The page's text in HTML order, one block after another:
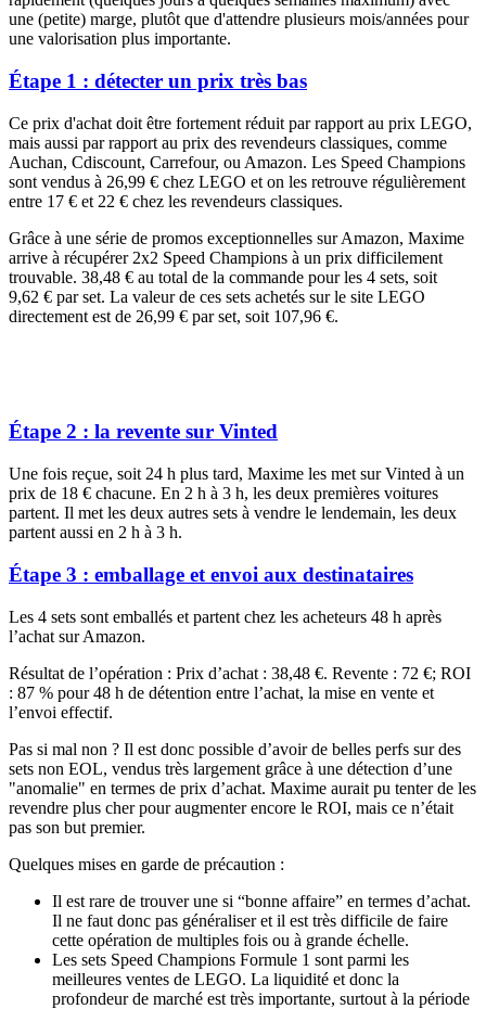
une (petite) marge, plutôt que d'attendre plusieurs mois/années pour
une valorisation plus importante.
Étape 1 : détecter un prix très bas
Ce prix d'achat doit être fortement réduit par rapport au prix LEGO,
mais aussi par rapport au prix des revendeurs classiques, comme
Auchan, Cdiscount, Carrefour, ou Amazon. Les Speed Champions
sont vendus à 26,99 € chez LEGO et on les retrouve régulièrement
entre 17 € et 22 € chez les revendeurs classiques.
Grâce à une série de promos exceptionnelles sur Amazon, Maxime
arrive à récupérer 2x2 Speed Champions à un prix difficilement
trouvable. 38,48 € au total de la commande pour les 4 sets, soit
9,62 € par set. La valeur de ces sets achetés sur le site LEGO
directement est de 26,99 € par set, soit 107,96 €.
Étape 2 : la revente sur Vinted
Une fois reçue, soit 24 h plus tard, Maxime les met sur Vinted à un
prix de 18 € chacune. En 2 h à 3 h, les deux premières voitures
partent. Il met les deux autres sets à vendre le lendemain, les deux
partent aussi en 2 h à 3 h.
Étape 3 : emballage et envoi aux destinataires
Les 4 sets sont emballés et partent chez les acheteurs 48 h après
l’achat sur Amazon.
Résultat de l’opération : Prix d’achat : 38,48 €. Revente : 72 €; ROI
: 87 % pour 48 h de détention entre l’achat, la mise en vente et
l’envoi effectif.
Pas si mal non ? Il est donc possible d’avoir de belles perfs sur des
sets non EOL, vendus très largement grâce à une détection d’une
"anomalie" en termes de prix d’achat. Maxime aurait pu tenter de les
revendre plus cher pour augmenter encore le ROI, mais ce n’était
pas son but premier.
Quelques mises en garde de précaution :
Il est rare de trouver une si “bonne affaire” en termes d’achat.
Il ne faut donc pas généraliser et il est très difficile de faire
cette opération de multiples fois ou à grande échelle.
Les sets Speed Champions Formule 1 sont parmi les
meilleures ventes de LEGO. La liquidité et donc la
profondeur de marché est très importante, surtout à la période